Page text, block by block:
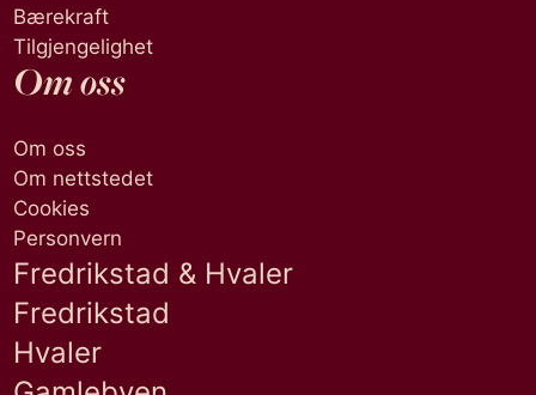
Bærekraft
Tilgjengelighet
Om oss
Om oss
Om nettstedet
Cookies
Personvern
Fredrikstad & Hvaler
Fredrikstad
Hvaler